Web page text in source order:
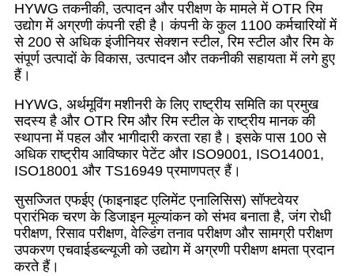
HYWG तकनीकी, उत्पादन और परीक्षण के मामले में OTR रिम
उद्योग में अग्रणी कंपनी रही है। कंपनी के कुल 1100 कर्मचारियों में
से 200 से अधिक इंजीनियर सेक्शन स्टील, रिम स्टील और रिम के
संपूर्ण उत्पादों के विकास, उत्पादन और तकनीकी सहायता में लगे हुए
हैं।
HYWG, अर्थमूविंग मशीनरी के लिए राष्ट्रीय समिति का प्रमुख
सदस्य है और OTR रिम और रिम स्टील के राष्ट्रीय मानक की
स्थापना में पहल और भागीदारी करता रहा है। इसके पास 100 से
अधिक राष्ट्रीय आविष्कार पेटेंट और ISO9001, ISO14001,
ISO18001 और TS16949 प्रमाणपत्र हैं।
सुसज्जित एफईए (फाइनाइट एलिमेंट एनालिसिस) सॉफ्टवेयर
प्रारंभिक चरण के डिजाइन मूल्यांकन को संभव बनाता है, जंग रोधी
परीक्षण, रिसाव परीक्षण, वेल्डिंग तनाव परीक्षण और सामग्री परीक्षण
उपकरण एचवाईडब्ल्यूजी को उद्योग में अग्रणी परीक्षण क्षमता प्रदान
करते हैं।